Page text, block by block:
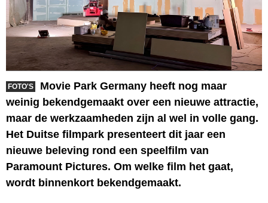
FOTO'S
Movie Park Germany heeft nog maar
weinig bekendgemaakt over een nieuwe attractie,
maar de werkzaamheden zijn al wel in volle gang.
Het Duitse filmpark presenteert dit jaar een
nieuwe beleving rond een speelfilm van
Paramount Pictures. Om welke film het gaat,
wordt binnenkort bekendgemaakt.